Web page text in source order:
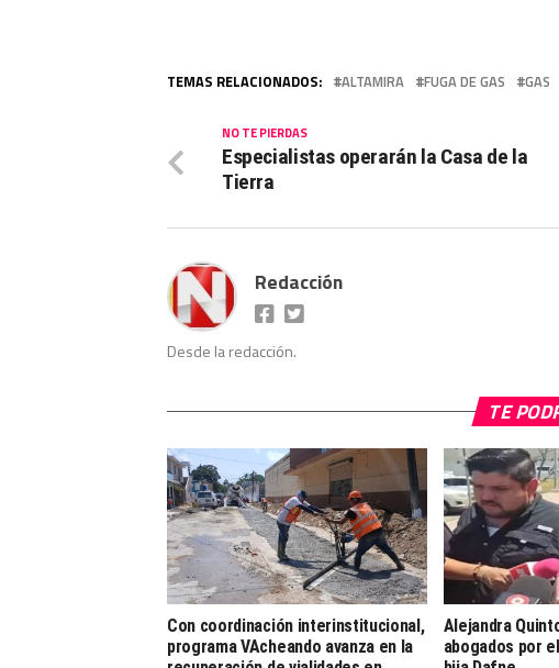
TEMAS RELACIONADOS: ALTAMIRA FUGA DE GAS GAS
NO TE PIERDAS
Especialistas operarán la Casa de la
Tierra
Redacción
Desde la redacción.
TE
Con coordinación interinstitucional,
programa VAcheando avanza en la
Alejandra
abogados por